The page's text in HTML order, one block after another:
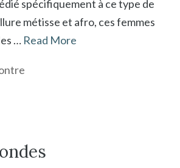
spécifiquement à ce type de
métisse et afro, ces femmes
… Read More